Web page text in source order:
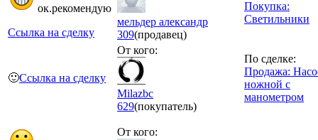
ок.рекомендую
Ссылка на сделку
мельдер александр
309(продавец)
Покупка:
Светильники
🙂Ссылка на сделку
От кого:
Milazbc
629(покупатель)
По сделке:
Продажа:
ножной с
манометром
От кого: